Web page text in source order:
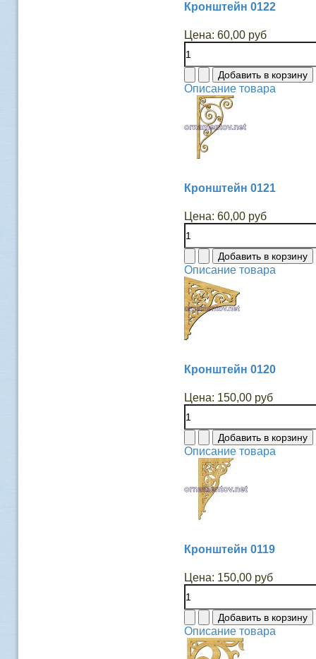
Кронштейн 0122
Цена: 60,00 руб
Описание товара
Кронштейн 0121
Цена: 60,00 руб
Описание товара
Кронштейн 0120
Цена: 150,00 руб
Описание товара
Кронштейн 0119
Цена: 150,00 руб
Описание товара